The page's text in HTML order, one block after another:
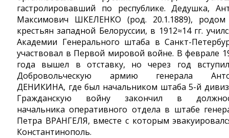
гастролировавший по республике. Дедушка,
Максимович ШКЕЛЕНКО (род. 20.1.1889),
крестьян западной Белоруссии, в 1912≈14 гг.
Академии Генерального штаба в Санкт-
участвовал в Первой мировой войне. В феврале
года вышел в отставку, но через год
Добровольческую армию генерала
ДЕНИКИНА, где был начальником штаба 5-й
Гражданскую войну закончил в
начальника оперативного отдела в штабе
Петра ВРАНГЕЛЯ, вместе с которым
Константинополь.